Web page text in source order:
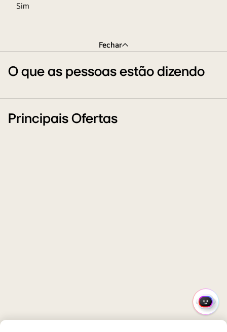
Sim
Fechar
O que as pessoas estão dizendo
Principais Ofertas
MENU